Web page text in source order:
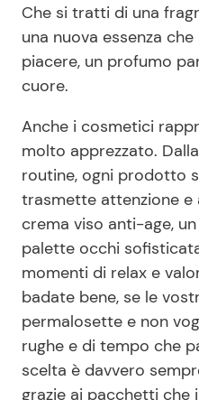
Che si tratti di una
una nuova essenza
piacere, un profumo
cuore.
Anche i cosmetici
molto apprezzato. Dalla
routine, ogni prodotto
trasmette attenzione e
crema viso anti-age,
palette occhi
momenti di relax e
badate bene, se le
permalosette e non
rughe e di tempo che
scelta è davvero
grazie ai pacchetti che